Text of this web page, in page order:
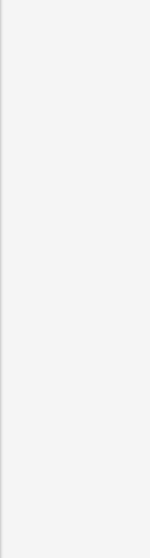
script>